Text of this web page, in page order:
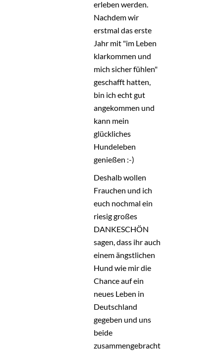
erleben werden.
Nachdem wir
erstmal das erste
Jahr mit "im Leben
klarkommen und
mich sicher fühlen"
geschafft hatten,
bin ich echt gut
angekommen und
kann mein
glückliches
Hundeleben
genießen :-)
Deshalb wollen
Frauchen und ich
euch nochmal ein
riesig großes
DANKESCHÖN
sagen, dass ihr auch
einem ängstlichen
Hund wie mir die
Chance auf ein
neues Leben in
Deutschland
gegeben und uns
beide
zusammengebracht